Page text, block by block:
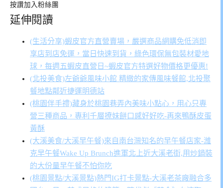
按讚加入粉絲團
延伸閱讀
(生活分享)蝦皮官方直營賣場，嚴選商品網購免低消即
享店到店免運，當日快速到貨，綠色環保無包裝材愛地
球，每週五蝦皮直營日~蝦皮官方特選好物價格更優惠!
(北投美食)左爺爺風味小館 精緻的家傳風味餐館,北投聚
餐地點鄰近捷運明德站
(桃園伴手禮)藏身於桃園巷弄內美味小點心，用心只專
營三種商品，專利千層撩妹餅口感好好吃-再來鴨酥皮蛋
黃酥
(大溪美食/大溪早午餐)來自南台灣知名的早午餐店家-濰
克早午餐Wake Up Brunch進軍北上近大溪老街,用炒鍋裝
的大份量早午餐不怕你吃
(桃園景點/大溪景點)熱門IG打卡景點-大溪老茶廠融合多